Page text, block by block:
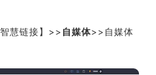
智慧链接】>> 自媒体>>自媒体